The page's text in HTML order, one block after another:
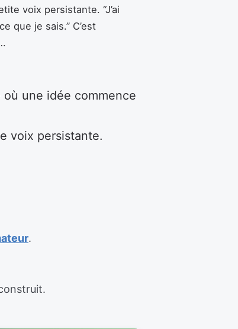
voix persistante. “J’ai
que je sais.” C’est
une idée commence
voix persistante.
.